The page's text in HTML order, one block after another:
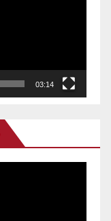
03:14